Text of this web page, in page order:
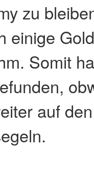
zu
einige
Somit
auf